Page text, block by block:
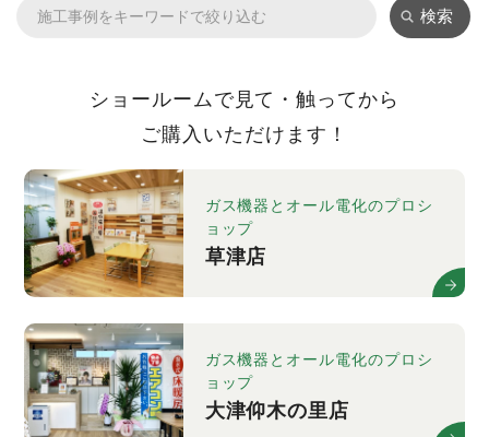
検索
ショールームで見て・触ってから
ご購入いただけます！
ガス機器とオール電化のプロシ
ョップ
草津店
ガス機器とオール電化のプロシ
ョップ
大津仰木の里店